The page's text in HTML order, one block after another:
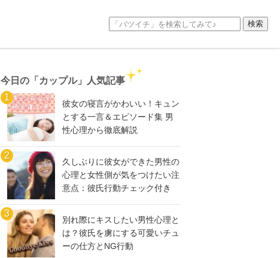
今日の「カップル」人気記事
彼女の寝言がかわいい！キュン
とする一言＆エピソード集 男
性心理から徹底解説
久しぶりに彼女ができた男性の
心理と女性側が気をつけたい注
意点：彼氏行動チェック付き
別れ際にキスしたい男性心理と
は？彼氏を虜にする可愛いチュ
ーの仕方とNG行動